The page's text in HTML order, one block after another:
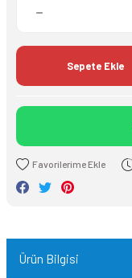
Sepete Ekle
Ürün Bilgisi